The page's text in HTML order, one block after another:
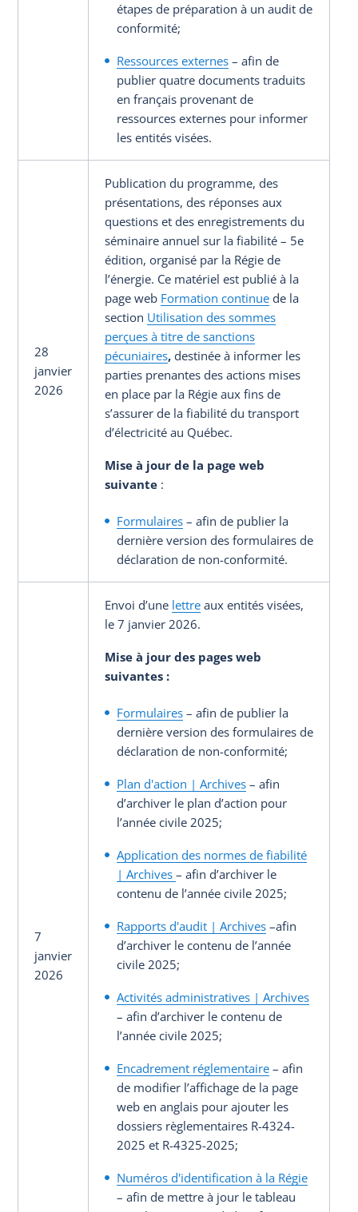
étapes de préparation à un audit de
conformité;
Ressources externes – afin de
publier quatre documents traduits
en français provenant de
ressources externes pour informer
les entités visées.
28
janvier
2026
Publication du programme, des
présentations, des réponses aux
questions et des enregistrements du
séminaire annuel sur la fiabilité – 5e
édition, organisé par la Régie de
l’énergie. Ce matériel est publié à la
page web Formation continue de la
section Utilisation des sommes
perçues à titre de sanctions
pécuniaires, destinée à informer les
parties prenantes des actions mises
en place par la Régie aux fins de
s’assurer de la fiabilité du transport
d’électricité au Québec.
Mise à jour de la page web
suivante :
Formulaires – afin de publier la
dernière version des formulaires de
déclaration de non-conformité.
7
janvier
2026
Envoi d’une lettre aux entités visées,
le 7 janvier 2026.
Mise à jour des pages web
suivantes :
Formulaires – afin de publier la
dernière version des formulaires de
déclaration de non-conformité;
Plan d'action | Archives – afin
d’archiver le plan d’action pour
l’année civile 2025;
Application des normes de fiabilité
| Archives – afin d’archiver le
contenu de l’année civile 2025;
Rapports d'audit | Archives –afin
d’archiver le contenu de l’année
civile 2025;
Activités administratives | Archives
– afin d’archiver le contenu de
l’année civile 2025;
Encadrement réglementaire – afin
de modifier l’affichage de la page
web en anglais pour ajouter les
dossiers règlementaires R-4324-
2025 et R-4325-2025;
Numéros d'identification à la Régie
– afin de mettre à jour le tableau